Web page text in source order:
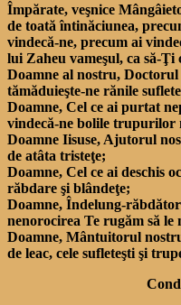
Împărate, veşnice
de toată întinăciunea,
vindecă-ne, precum ai
lui Zaheu vameşul, ca să-Ţi
Doamne al nostru,
tămăduieşte-ne rănile
Doamne, Cel ce ai purtat
vindecă-ne bolile trupurilor
Doamne Iisuse, Ajutorul
de atâta tristeţe;
Doamne, Cel ce ai deschis
răbdare şi blândeţe;
Doamne, Îndelung-
nenorocirea Te rugăm să le
Doamne, Mântuitorul
de leac, cele sufleteşti şi